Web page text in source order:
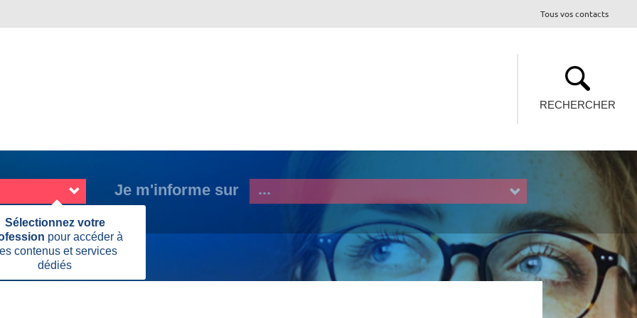
Tous vos contacts
RECHERCHER
Je m'informe sur
Sélectionnez votre
pour accéder à
contenus et services
dédiés
cette
lauréats